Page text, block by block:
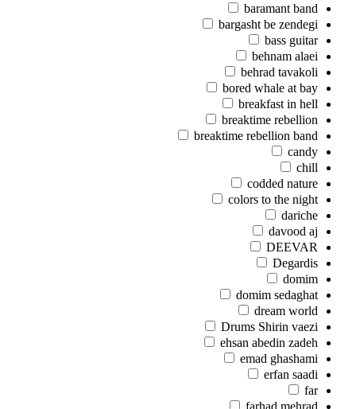
baramant band
bargasht be zendegi
bass guitar
behnam alaei
behrad tavakoli
bored whale at bay
breakfast in hell
breaktime rebellion
breaktime rebellion band
candy
chill
codded nature
colors to the night
dariche
davood aj
DEEVAR
Degardis
domim
domim sedaghat
dream world
Drums Shirin vaezi
ehsan abedin zadeh
emad ghashami
erfan saadi
far
farhad mehrad